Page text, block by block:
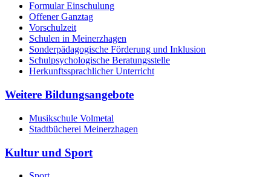
Formular Einschulung
Offener Ganztag
Vorschulzeit
Schulen in Meinerzhagen
Sonderpädagogische Förderung und Inklusion
Schulpsychologische Beratungsstelle
Herkunftssprachlicher Unterricht
Weitere Bildungsangebote
Musikschule Volmetal
Stadtbücherei Meinerzhagen
Kultur und Sport